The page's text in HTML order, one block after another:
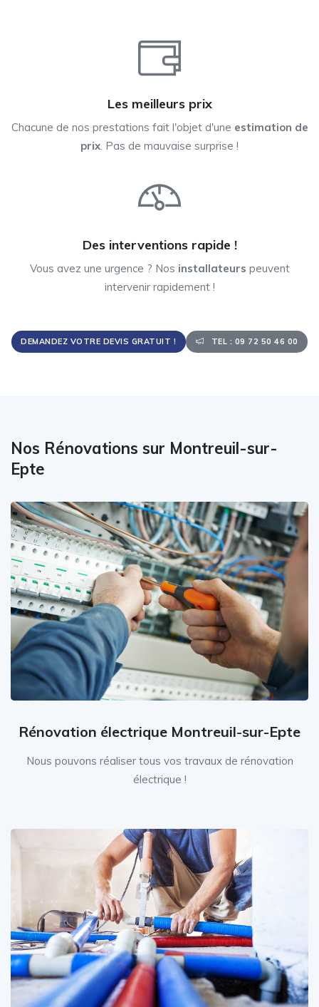
Les meilleurs prix
Chacune de nos prestations fait l'objet d'une estimation de
prix . Pas de mauvaise surprise !
Des interventions rapide !
Vous avez une urgence ? Nos installateurs peuvent
intervenir rapidement !
DEMANDEZ VOTRE DEVIS GRATUIT ! TEL : 09 72 50 46 00
Nos Rénovations sur Montreuil-sur-
Epte
Rénovation électrique Montreuil-sur-Epte
Nous pouvons réaliser tous vos travaux de rénovation
électrique !